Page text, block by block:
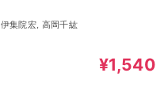
集院宏, 高岡千紘
¥1,540